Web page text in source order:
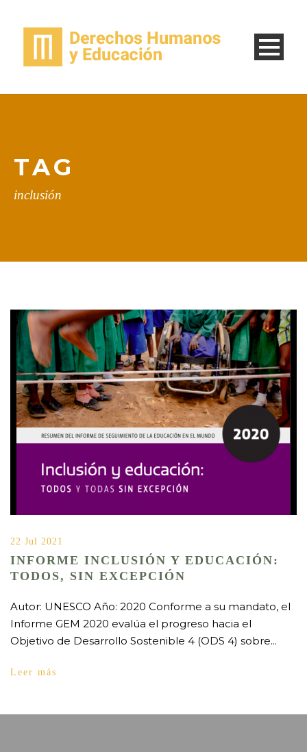
TAG
inclusión
22 Jul 2021
INFORME INCLUSIÓN Y EDUCACIÓN:
TODOS, SIN EXCEPCIÓN
Autor: UNESCO Año: 2020 Conforme a su mandato, el
Informe GEM 2020 evalúa el progreso hacia el
Objetivo de Desarrollo Sostenible 4 (ODS 4) sobre...
Leer más